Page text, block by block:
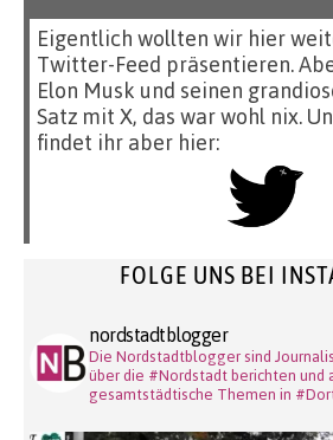
Eigentlich wollten wir hier
Twitter-Feed präsentieren.
Elon Musk und seinen
Satz mit X, das war wohl nix.
findet ihr aber hier:
FOLGE UNS BEI
nordstadtblogger
Die Nordstadtblogger sind
über die #Nordstadt berichten und
gesamtstädtische Themen in